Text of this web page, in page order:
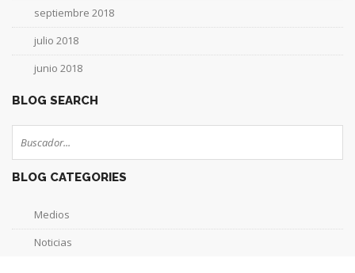
septiembre 2018
julio 2018
junio 2018
BLOG SEARCH
BLOG CATEGORIES
Medios
Noticias